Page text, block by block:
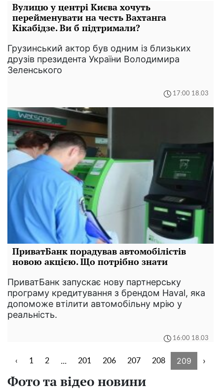
Вулицю у центрі Києва хочуть
перейменувати на честь Вахтанга
Кікабідзе. Ви б підтримали?
Грузинський актор був одним із близьких
друзів президента України Володимира
Зеленського
17:00 18.03
ПриватБанк порадував автомобілістів
новою акцією. Що потрібно знати
ПриватБанк запускає нову партнерську
програму кредитування з брендом Haval, яка
допоможе втілити автомобільну мрію у
реальність.
16:00 18.03
‹ 1 2 ... 201 206 207 208 209 ›
Фото та відео новини